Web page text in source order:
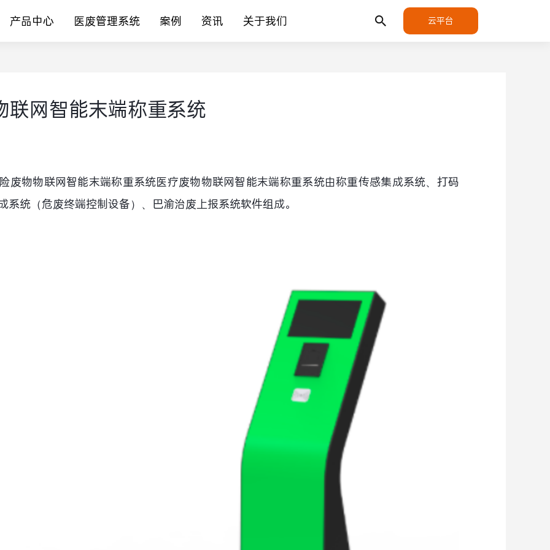
产品中心 医废管理系统 案例 资讯 关于我们 云平台
网智能末端称重系统
废物物联网智能末端称重系统医疗废物物联网智能末端称重系统由称重传感集成系统、打码
系统（危废终端控制设备）、巴渝治废上报系统软件组成。